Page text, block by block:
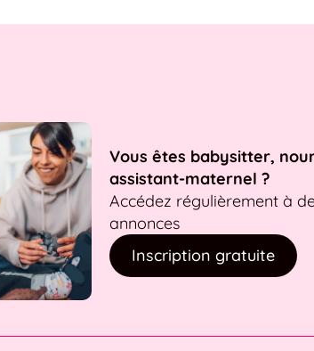
Vous êtes babysitter,
assistant-maternel ?
Accédez régulièrement à
annonces
Inscription gratuite